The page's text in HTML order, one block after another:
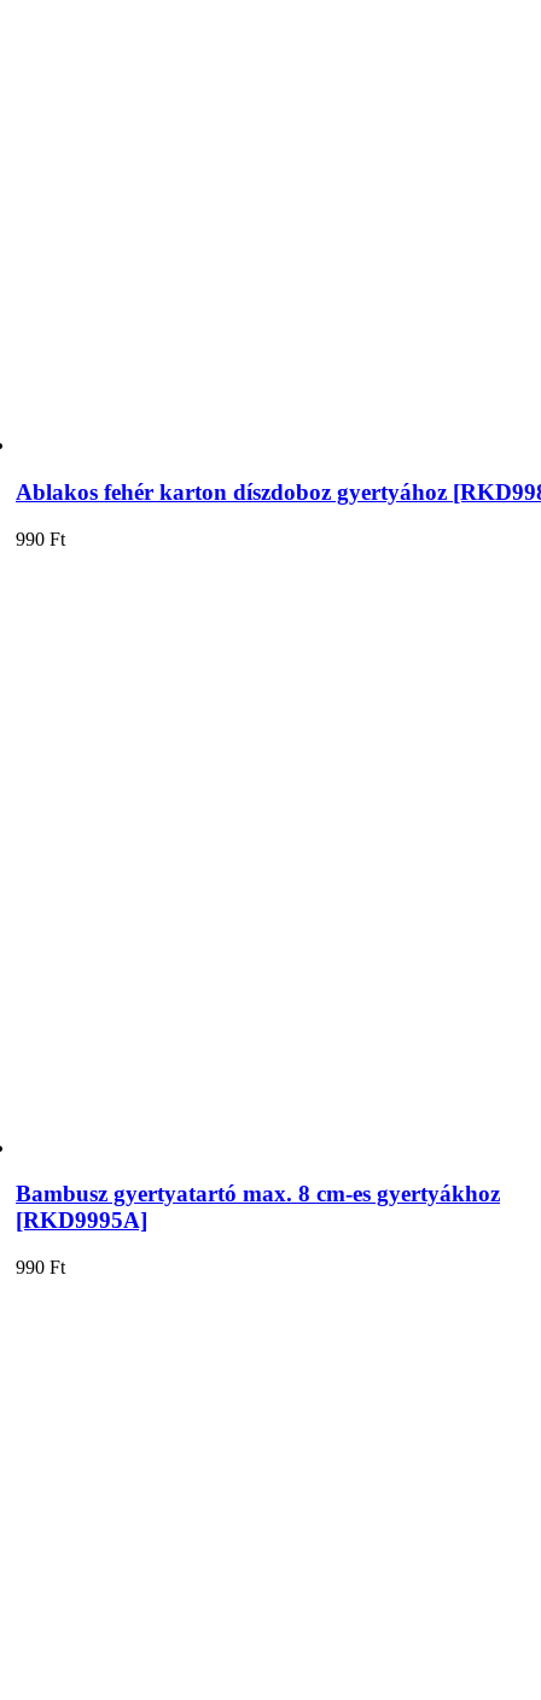
Ablakos fehér karton díszdoboz gyertyához
990 Ft
Bambusz gyertyatartó max. 8 cm-es gyertyákhoz
[RKD9995A]
990 Ft